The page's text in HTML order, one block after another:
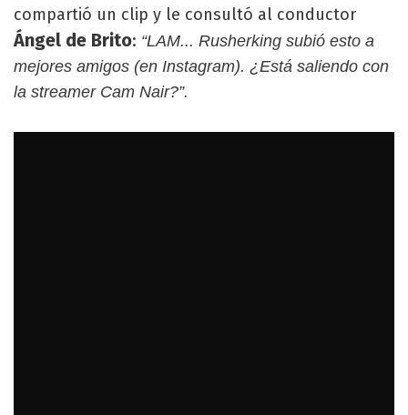
compartió un clip y le consultó al conductor
Ángel de Brito: “LAM... Rusherking subió esto a
mejores amigos (en Instagram). ¿Está saliendo con
la streamer Cam Nair?”.